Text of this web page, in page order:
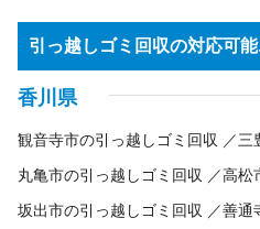
衛星放送用アンテナ
テレビチ
オーディオプレーヤー
ステレオ（CD・MD・カセット
アンプ
ラジオ パソコン・周
各種ケーブル類
リモコン 電
アウトドア用品
水槽
農機具・草刈機
高圧洗浄機
応接セット 事務用品棚 OAラ
受付カウンター
ロッカー
ホ
蛍光灯・水銀灯
金庫
シュレ
業務用コピー機・複合機
プロ
大型食器洗浄機
シンク アイ
調理台
冷凍ストッカー ショ
引っ越しゴミ回収の対応可
香川県
観音寺市の引っ越しゴミ回収
三
丸亀市の引っ越しゴミ回収
高松
坂出市の引っ越しゴミ回収
善通